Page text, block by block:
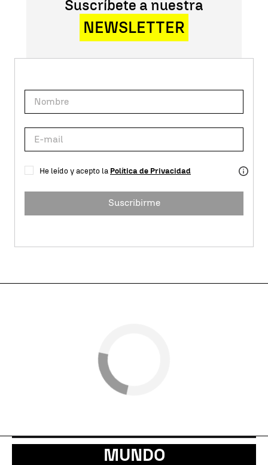
Suscríbete a nuestra
NEWSLETTER
He leído y acepto la Política de Privacidad
Suscribirme
MUNDO